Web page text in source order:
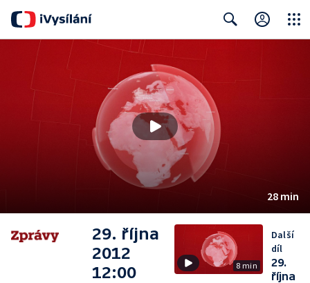
28 min
29. října
2012
12:00
8 min
Další
díl
29.
října